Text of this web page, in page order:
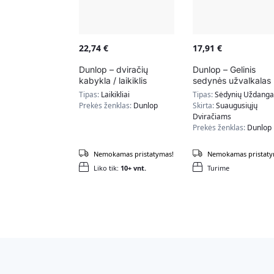
22,74 €
Dunlop – dviračių
kabykla / laikiklis
Tipas: Laikikliai
Prekės ženklas: Dunlop
Liko tik: 10+ vnt.
Nemokamas pristatymas!
17,91 €
Dunlop – Gelinis
sedynės užvalkalas
Tipas:Sėdynių
Skirta:Suaugusiųjų
Dviračiams
Prekės ženklas: Dunlop
Turime
Nemokamas